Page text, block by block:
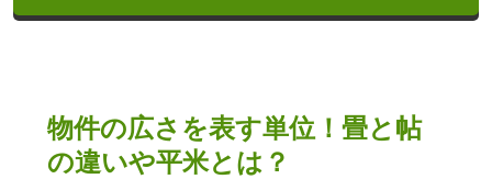
物件の広さを表す単位！畳と帖
の違いや平米とは？